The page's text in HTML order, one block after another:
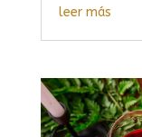
leer más